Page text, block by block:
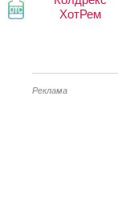
ХотРем
Реклама